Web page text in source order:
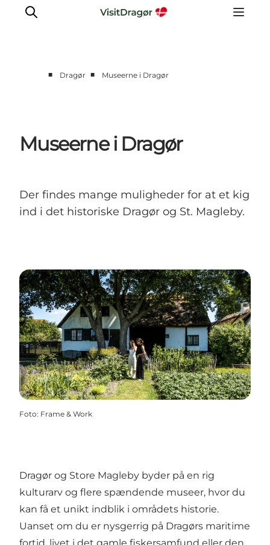
Byliv & Mad
Natur & Friluftsliv
Praktisk
■ Dragør ■ Museerne i Dragør
Museerne i Dragør
Der findes mange muligheder for at et kig
ind i det historiske Dragør og St. Magleby.
Foto: Frame & Work
Dragør og Store Magleby byder på en rig
kulturarv og flere spændende museer, hvor du
kan få et unikt indblik i områdets historie.
Uanset om du er nysgerrig på Dragørs maritime